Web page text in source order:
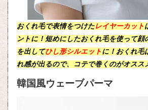
おくれ毛で表情をつけたレイヤーカット
ントに！短めにしたおくれ毛を使って顔
を出してひし形シルエット に！おくれ毛
れ感が出るので、
コテで巻くのがオスス
韓国風ウェーブパーマ